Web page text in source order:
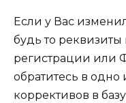
Если у Вас
будь то реквизиты
регистрации или
обратитесь в
коррективов в